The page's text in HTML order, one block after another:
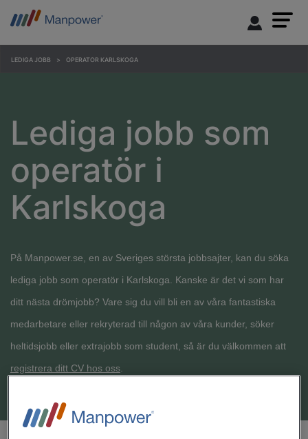
LEDIGA JOBB OPERATOR KARLSKOGA
Lediga jobb som
operatör i
Karlskoga
På Manpower.se, en av Sveriges största jobbsajter, kan du söka
lediga jobb som operatör i Karlskoga. Kanske är det vi som har
ditt nästa drömjobb? Vare sig du vill bli en av våra fantastiska
medarbetare eller rekryterad till någon av våra kunder, söker
heltidsjobb eller extrajobb som student, så är du välkommen att
registrera ditt CV hos oss